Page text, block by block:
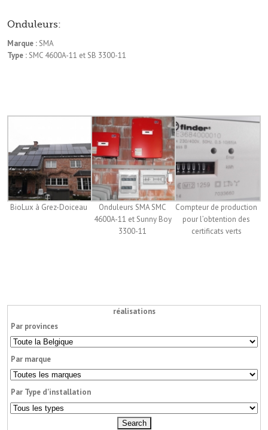
Onduleurs:
Marque : SMA
Type : SMC 4600A-11 et SB 3300-11
BioLux à Grez-Doiceau
Onduleurs SMA SMC
4600A-11 et Sunny Boy
3300-11
Compteur de production
pour l’obtention des
certificats verts
réalisations
Par provinces
Par marque
Par Type d'installation